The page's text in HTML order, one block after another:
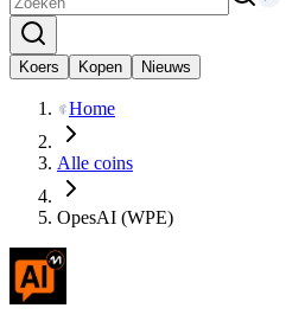
Koers Kopen Nieuws
Home
Alle coins
OpesAI (WPE)